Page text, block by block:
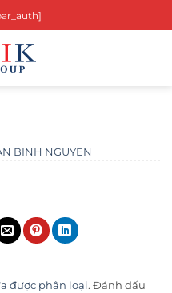
BINH NGUYEN
được phân loại. Đánh dấu